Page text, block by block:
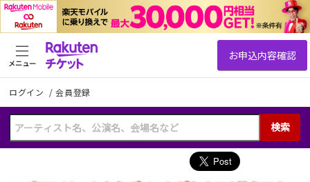
ログイン /会員登録
検索
メニュー